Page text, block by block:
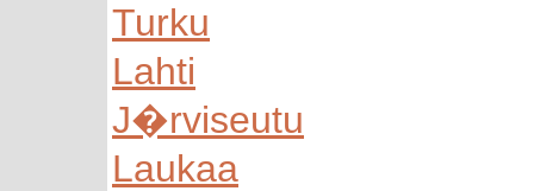
Turku
Lahti
J�rviseutu
Laukaa